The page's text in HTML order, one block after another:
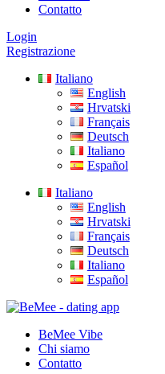
Contatto
Login
Registrazione
Italiano
English
Hrvatski
Français
Deutsch
Italiano
Español
Italiano
English
Hrvatski
Français
Deutsch
Italiano
Español
BeMee Vibe
Chi siamo
Contatto